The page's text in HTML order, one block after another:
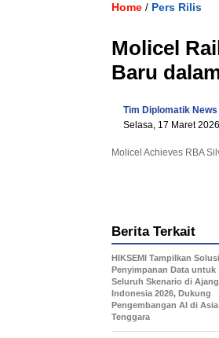
Home / Pers Rilis
Molicel
Baru
Tim Diplomatik News
Selasa, 17 Maret 2026
Molicel Achieves RBA
Berita Terkait
HIKSEMI Tampilkan Solusi
Penyimpanan Data untuk
Seluruh Skenario di
Indonesia 2026, Dukung
Pengembangan AI di Asia
Tenggara